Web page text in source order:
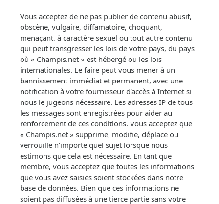
Vous acceptez de ne pas publier de contenu abusif,
obscène, vulgaire, diffamatoire, choquant,
menaçant, à caractère sexuel ou tout autre contenu
qui peut transgresser les lois de votre pays, du pays
où « Champis.net » est hébergé ou les lois
internationales. Le faire peut vous mener à un
bannissement immédiat et permanent, avec une
notification à votre fournisseur d’accès à Internet si
nous le jugeons nécessaire. Les adresses IP de tous
les messages sont enregistrées pour aider au
renforcement de ces conditions. Vous acceptez que
« Champis.net » supprime, modifie, déplace ou
verrouille n’importe quel sujet lorsque nous
estimons que cela est nécessaire. En tant que
membre, vous acceptez que toutes les informations
que vous avez saisies soient stockées dans notre
base de données. Bien que ces informations ne
soient pas diffusées à une tierce partie sans votre